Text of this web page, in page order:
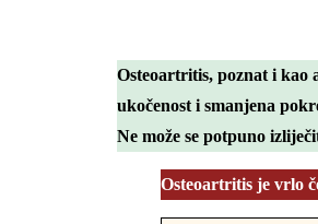
Osteoartritis, poznat i kao
ukočenost i smanjena
Ne može se potpuno
Osteoartritis je vrlo